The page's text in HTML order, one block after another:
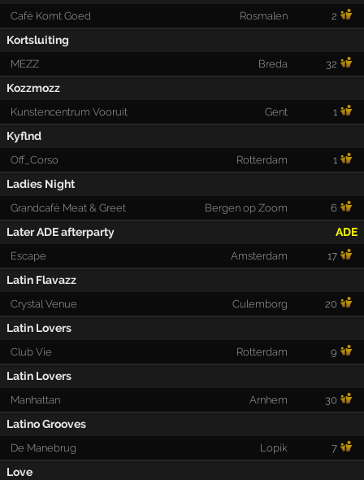
Café Komt Goed Rosmalen 2
Kortsluiting
MEZZ Breda 32
Kozzmozz
Kunstencentrum Vooruit Gent 1
Kyflnd
Off_Corso Rotterdam 1
Ladies Night
Grandcafé Meat & Greet Bergen op Zoom 6
Later ADE afterparty ADE
Escape Amsterdam 17
Latin Flavazz
Crystal Venue Culemborg 20
Latin Lovers
Club Vie Rotterdam 9
Latin Lovers
Manhattan Arnhem 30
Latino Grooves
De Manebrug Lopik 7
Love